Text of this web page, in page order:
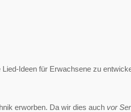
Ideen für Erwachsene zu
erworben. Da wir dies auch vor